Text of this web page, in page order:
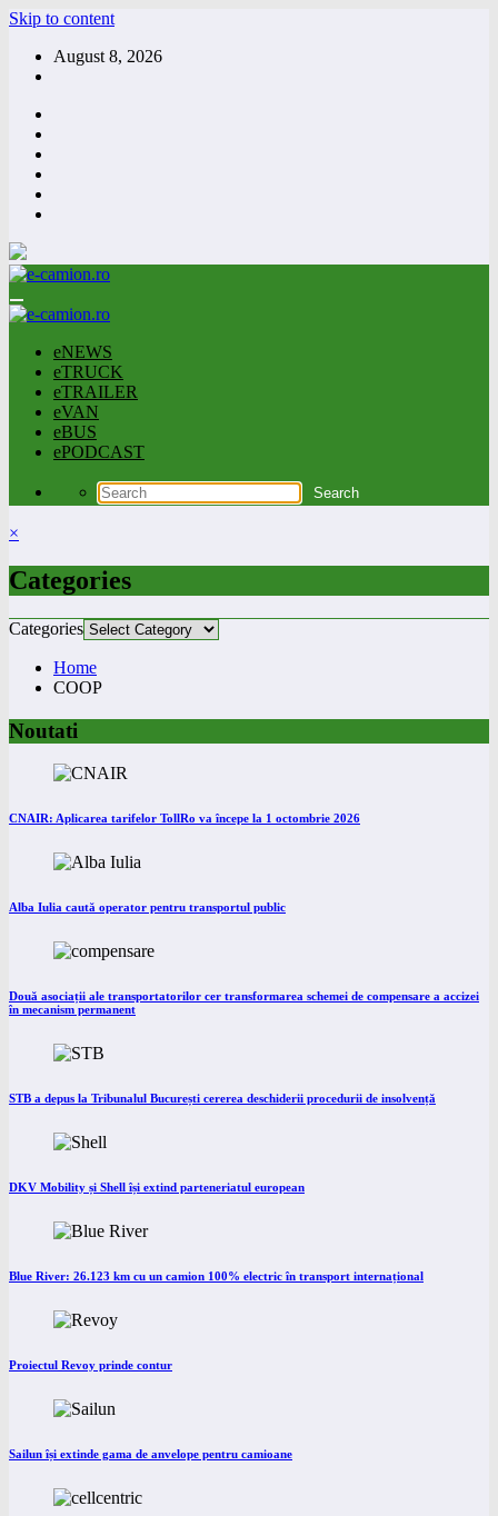
Skip to content
August 8, 2026
eNEWS
eTRUCK
eTRAILER
eVAN
eBUS
ePODCAST
×
Categories
Categories
Home
COOP
Noutati
CNAIR: Aplicarea tarifelor TollRo va începe la 1 octombrie 2026
Alba Iulia caută operator pentru transportul public
Două asociații ale transportatorilor cer transformarea schemei de compensare a accizei
în mecanism permanent
STB a depus la Tribunalul București cererea deschiderii procedurii de insolvență
DKV Mobility și Shell își extind parteneriatul european
Blue River: 26.123 km cu un camion 100% electric în transport internațional
Proiectul Revoy prinde contur
Sailun își extinde gama de anvelope pentru camioane